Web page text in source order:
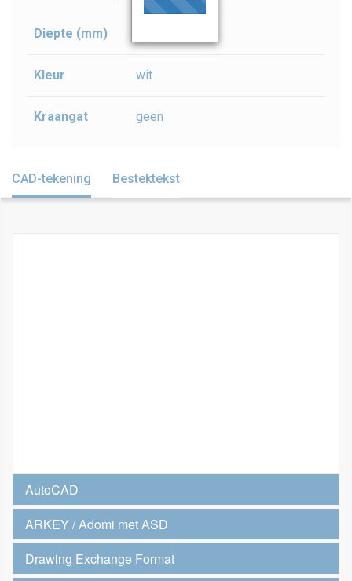
Diepte (mm)
Kleur wit
Kraangat geen
CAD-tekening Bestektekst
AutoCAD
ARKEY / Adomi met ASD
Drawing Exchange Format